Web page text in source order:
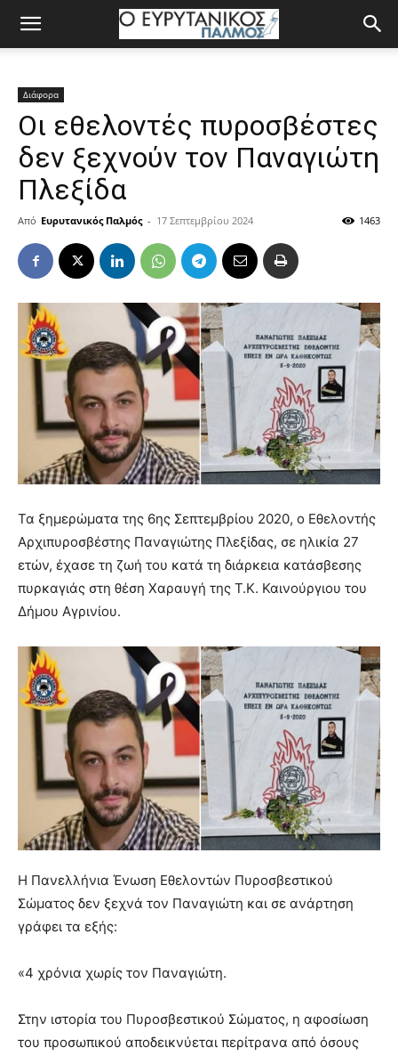
Διάφορα
Οι εθελοντές πυροσβέστες
δεν ξεχνούν τον Παναγιώτη
Πλεξίδα
Από Ευρυτανικός Παλμός - 17 Σεπτεμβρίου 2024 1463
Τα ξημερώματα της 6ης Σεπτεμβρίου 2020, ο Εθελοντής
Αρχιπυροσβέστης Παναγιώτης Πλεξίδας, σε ηλικία 27
ετών, έχασε τη ζωή του κατά τη διάρκεια κατάσβεσης
πυρκαγιάς στη θέση Χαραυγή της Τ.Κ. Καινούργιου του
Δήμου Αγρινίου.
Η Πανελλήνια Ένωση Εθελοντών Πυροσβεστικού
Σώματος δεν ξεχνά τον Παναγιώτη και σε ανάρτηση
γράφει τα εξής:
«4 χρόνια χωρίς τον Παναγιώτη.
Στην ιστορία του Πυροσβεστικού Σώματος, η αφοσίωση
του προσωπικού αποδεικνύεται περίτρανα από όσους